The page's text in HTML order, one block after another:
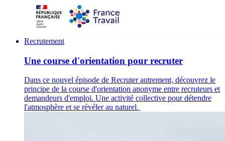
Recrutement
Une course d'orientation pour recruter
Dans ce nouvel épisode de Recruter autrement, découvrez le
principe de la course d'orientation anonyme entre recruteurs et
demandeurs d'emploi. Une activité collective pour détendre
l'atmosphère et se révéler au naturel.